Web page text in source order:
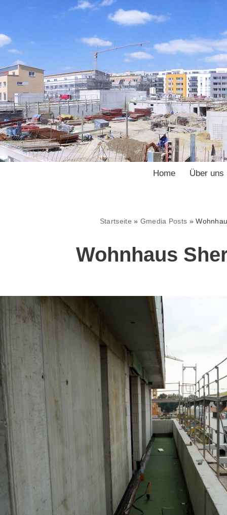
Home Über uns
Startseite » Gmedia Posts »
Wohnhaus